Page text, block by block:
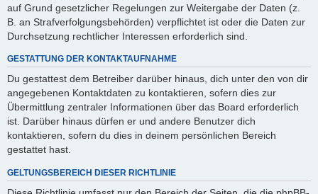
auf Grund gesetzlicher Regelungen zur Weitergabe der Daten (z.
B. an Strafverfolgungsbehörden) verpflichtet ist oder die Daten zur
Durchsetzung rechtlicher Interessen erforderlich sind.
GESTATTUNG DER KONTAKTAUFNAHME
Du gestattest dem Betreiber darüber hinaus, dich unter den von dir
angegebenen Kontaktdaten zu kontaktieren, sofern dies zur
Übermittlung zentraler Informationen über das Board erforderlich
ist. Darüber hinaus dürfen er und andere Benutzer dich
kontaktieren, sofern du dies in deinem persönlichen Bereich
gestattet hast.
GELTUNGSBEREICH DIESER RICHTLINIE